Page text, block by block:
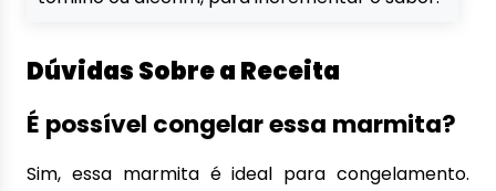
Dúvidas Sobre a Receita
É possível congelar essa marmita?
Sim, essa marmita é ideal para congelamento.